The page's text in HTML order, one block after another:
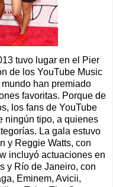
tuvo lugar en el Pier
de los YouTube Music
han premiado
favoritas. Porque de
los fans de YouTube
ningún tipo, a quienes
La gala estuvo
y Reggie Watts, con
incluyó actuaciones en
y Río de Janeiro, con
Eminem, Avicii,